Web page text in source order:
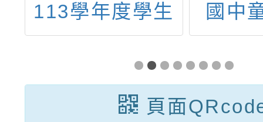
113學年度學生
音樂比賽實施要
國中
頁面